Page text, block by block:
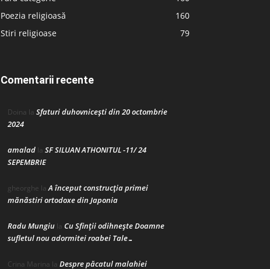
Poezia religioasă
160
Stiri religioase
79
Comentarii recente
Doina la Sfaturi duhovnicești din 20 octombrie
2024
amalad la SF SILUAN ATHONITUL -11/ 24
SEPEMBRIE
gheorghe laA început construcţia primei
mănăstiri ortodoxe din Japonia
Radu Mungiu la Cu Sfinții odihnește Doamne
sufletul nou adormitei roabei Tale…
Crina Marina la Despre păcatul malahiei